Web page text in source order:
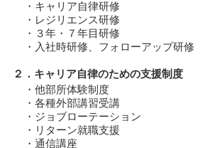
・キャリア自律研修
・レジリエンス研修
・３年・７年目研修
・入社時研修、フォローアップ研修
２．キャリア自律のための支援制度
・他部所体験制度
・各種外部講習受講
・ジョブローテーション
・リターン就職支援
・通信講座